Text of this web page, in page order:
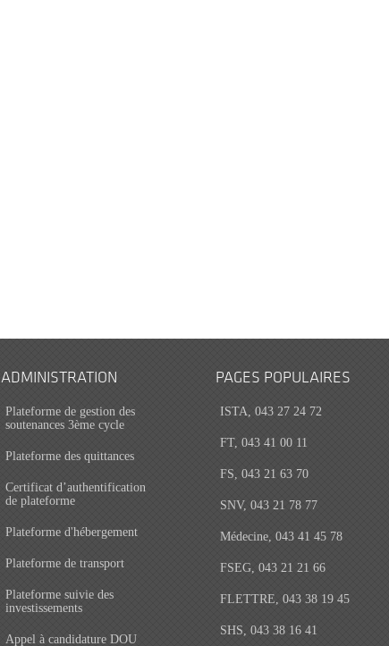
ADMINISTRATION
Plateforme de gestion des
soutenances 3ème cycle
Plateforme des quittances
Certificat d’authentification
de plateforme
Plateforme d'hébergement
Plateforme de transport
Plateforme suivie des
investissements
Appel à candidature DOU
PAGES POPULAIRES
ISTA, 043 27 24 72
FT, 043 41 00 11
FS, 043 21 63 70
SNV, 043 21 78 77
Médecine, 043 41 45 78
FSEG, 043 21 21 66
FLETTRE, 043 38 19 45
SHS, 043 38 16 41